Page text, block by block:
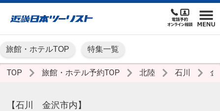
旅館・ホテルTOP 特集一覧
TOP 旅館・ホテル予約TOP 北陸 石川
【石川 金沢市内】